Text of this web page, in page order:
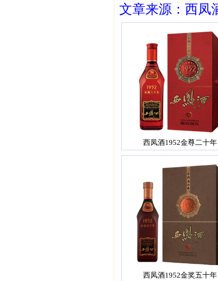
文章来源：西凤
西凤酒1952金尊二十年
西凤酒1952金奖五十年